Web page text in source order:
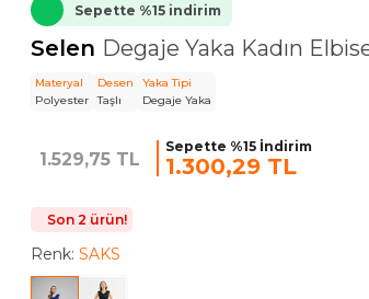
Sepette %15 indirim
Selen Degaje Yaka Kadın
Materyal
Polyester
Desen
Taşlı
Yaka Tipi
Degaje Yaka
1.529,75 TL
Sepette %15 İndirim
1.300,29 TL
Son 2 ürün!
Renk: SAKS